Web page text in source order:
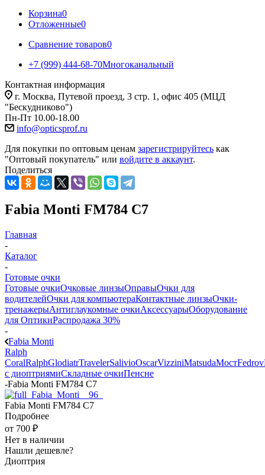
Корзина0
Отложенные0
Сравнение товаров0
+7 (999) 444-68-70Многоканальный
Контактная информация
г. Москва, Путевой проезд, 3 стр. 1, офис 405 (МЦД
"Бескудниково")
Пн-Пт 10.00-18.00
info@opticsprof.ru
Для покупки по оптовым ценам зарегистрируйтесь как
"Оптовый покупатель" или войдите в аккаунт.
Поделиться
Fabia Monti FM784 C7
Главная
-
Каталог
-
Готовые очки
Готовые очкиОчковые линзыОправыОчки для
водителейОчки для компьютераКонтактные линзыОчки-
тренажерыАнтиглаукомные очкиАксессуарыОборудование
для ОптикиРаспродажа 30%
-
Fabia Monti
Ralph
CoralRalphGlodiatrTravelerSalivioOscarVizziniMatsudaМостFedrov
с диоптриямиСкладные очкиПенсне
-Fabia Monti FM784 C7
Fabia Monti FM784 C7
Подробнее
от 700 ₽
Нет в наличии
Нашли дешевле?
Диоптрия